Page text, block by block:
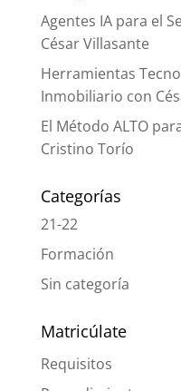
Agentes IA para el
César Villasante
Herramientas
Inmobiliario con
El Método ALTO
Cristino Torío
Categorías
21-22
Formación
Sin categoría
Matricúlate
Requisitos